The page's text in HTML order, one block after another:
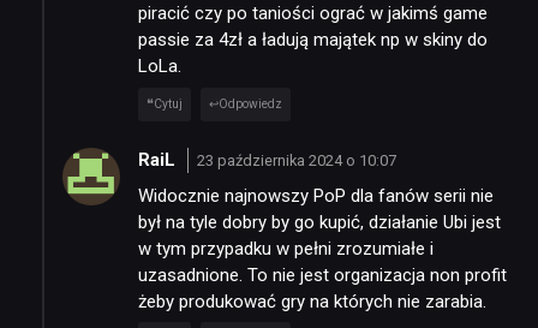
piracić czy po taniości ograć w jakimś game
passie za 4zł a ładują majątek np w skiny do
LoLa.
Cytuj Odpowiedz
RaiL 23 października 2024 o 10:07
Widocznie najnowszy PoP dla fanów serii nie
był na tyle dobry by go kupić, działanie Ubi jest
w tym przypadku w pełni zrozumiałe i
uzasadnione. To nie jest organizacja non profit
żeby produkować gry na których nie zarabia.